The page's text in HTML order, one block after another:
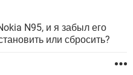
GOOGLE
ИГРЫ
INSTAGRAM
N95, и я забыл его
или сбросить?